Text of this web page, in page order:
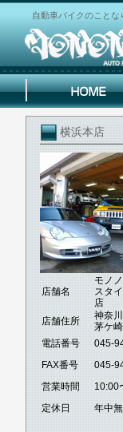
自動車バイクのことな
横浜本店
店舗名
モノ
スタ
店
店舗住所
神奈
茅ケ
電話番号
045-
FAX番号
045-
営業時間
10:00
定休日
年中